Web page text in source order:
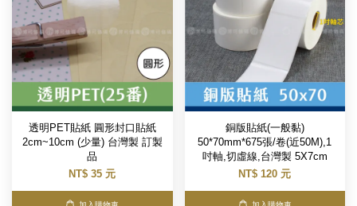
透明PET貼紙 圓形封口貼紙
2cm~10cm (少量) 台灣製 訂製
品
NT$ 35 元
銅版貼紙(一般黏)
50*70mm*675張/卷(近50M),1
吋軸,切虛線,台灣製 5X7cm
NT$ 120 元